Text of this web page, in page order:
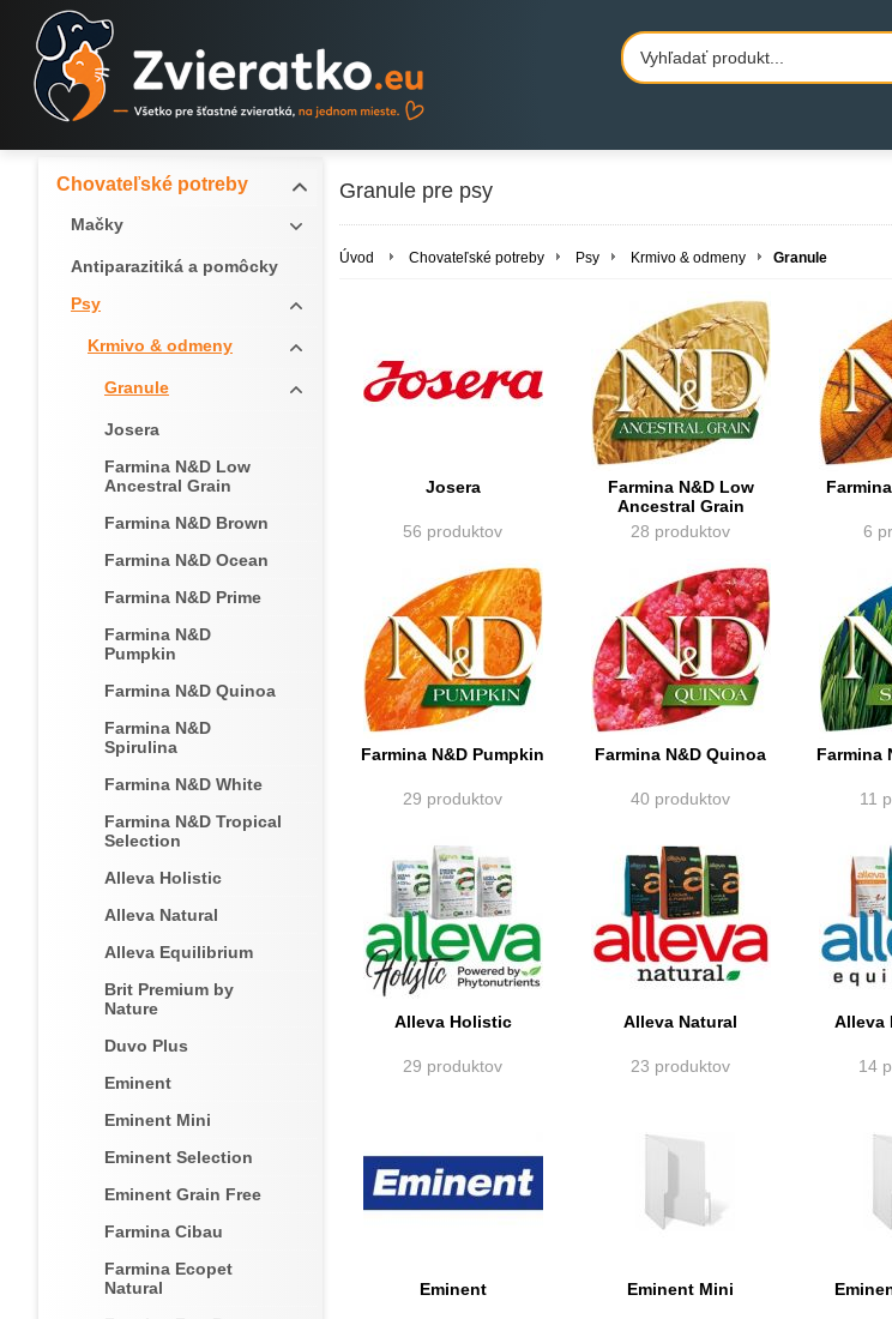
Chovateľské potreby
Mačky
Antiparazitiká a pomôcky
Psy
Krmivo & odmeny
Granule
Josera
Farmina N&D Low
Ancestral Grain
Farmina N&D Brown
Farmina N&D Ocean
Farmina N&D Prime
Farmina N&D
Pumpkin
Farmina N&D Quinoa
Farmina N&D
Spirulina
Farmina N&D White
Farmina N&D Tropical
Selection
Alleva Holistic
Alleva Natural
Alleva Equilibrium
Brit Premium by
Nature
Duvo Plus
Eminent
Eminent Mini
Eminent Selection
Eminent Grain Free
Farmina Cibau
Farmina Ecopet
Natural
Granule pre psy
Úvod Chovateľské potreby Psy Krmivo & odmeny Granule
Josera
56 produktov
Farmina N&D Low
Ancestral Grain
28 produktov
6
Farmina N&D Pumpkin
29 produktov
Farmina N&D Quinoa
40 produktov
Farmina
11
Alleva Holistic
29 produktov
Alleva Natural
23 produktov
Alleva
14
Eminent Eminent Mini